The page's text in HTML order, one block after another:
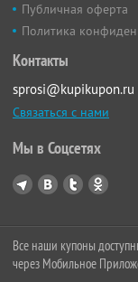
Публичная оферта
Политика
Контакты
sprosi@kupikupon.ru
Связаться с нами
Мы в Соцсетях
Все наши купоны
через Мобильное